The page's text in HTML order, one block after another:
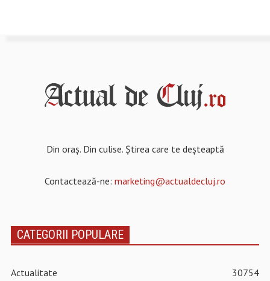
Din oraș. Din culise. Știrea care te deșteaptă
Contactează-ne: marketing@actualdecluj.ro
CATEGORII POPULARE
Actualitate
30754